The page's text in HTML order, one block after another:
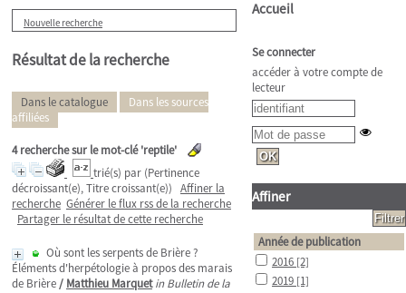
Nouvelle recherche
Résultat de la recherche
Dans le catalogue
Dans les sources
affiliées
4recherche sur le mot-clé'reptile'
trié(s) par (Pertinence
décroissant(e), Titre croissant(e)) Affiner la
recherche Générer le flux rss de la recherche
Partager le résultat de cette recherche
Où sont les serpents de Brière ?
Éléments d'herpétologie à propos des marais
de Brière/ Matthieu Marquet in Bulletin de la
Accueil
Se connecter
accéder à votre compte de
lecteur
Affiner
Année de publication
2016 [2]
2019 [1]